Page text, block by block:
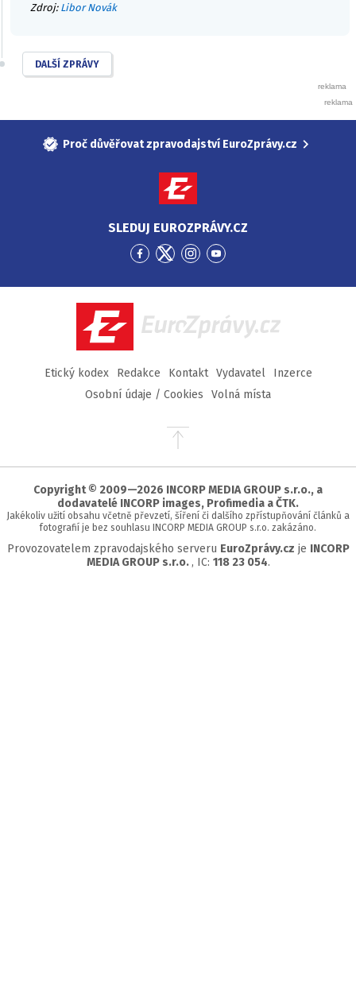
Zdroj: Libor Novák
DALŠÍ ZPRÁVY
Proč důvěřovat zpravodajství EuroZprávy.cz
SLEDUJ EUROZPRÁVY.CZ
Přejít
Facebook
Přejít
Twitter
Přejít
Instagram
Přejít
YouTube
EuroZprávy.cz
Etický kodex Redakce Kontakt Vydavatel
Inzerce
Osobní údaje / Cookies
Volná místa
Přejít
stránky
Copyright © 2009—2026 INCORP MEDIA GROUP s.r.o., a
dodavatelé INCORP images, Profimedia a ČTK.
Jakékoliv užití obsahu včetně převzetí, šíření či dalšího zpřístupňování článků a
fotografií je bez souhlasu INCORP MEDIA GROUP s.r.o. zakázáno.
Provozovatelem zpravodajského serveru EuroZprávy.cz je INCORP
MEDIA GROUP s.r.o. , IC: 118 23 054.